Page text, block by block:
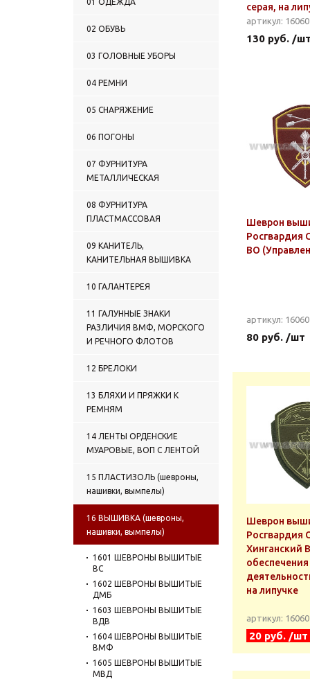
02 ОБУВЬ
03 ГОЛОВНЫЕ УБОРЫ
04 РЕМНИ
05 СНАРЯЖЕНИЕ
06 ПОГОНЫ
07 ФУРНИТУРА
МЕТАЛЛИЧЕСКАЯ
08 ФУРНИТУРА
ПЛАСТМАССОВАЯ
09 КАНИТЕЛЬ,
КАНИТЕЛЬНАЯ ВЫШИВКА
10 ГАЛАНТЕРЕЯ
11 ГАЛУННЫЕ ЗНАКИ
РАЗЛИЧИЯ ВМФ, МОРСКОГО
И РЕЧНОГО ФЛОТОВ
12 БРЕЛОКИ
13 БЛЯХИ И ПРЯЖКИ К
РЕМНЯМ
14 ЛЕНТЫ ОРДЕНСКИЕ
МУАРОВЫЕ, ВОП С ЛЕНТОЙ
15 ПЛАСТИЗОЛЬ (шевроны,
нашивки, вымпелы)
16 ВЫШИВКА (шевроны,
нашивки, вымпелы)
1601 ШЕВРОНЫ ВЫШИТЫЕ
ВС
1602 ШЕВРОНЫ ВЫШИТЫЕ
ДМБ
1603 ШЕВРОНЫ ВЫШИТЫЕ
ВДВ
1604 ШЕВРОНЫ ВЫШИТЫЕ
ВМФ
1605 ШЕВРОНЫ ВЫШИТЫЕ
МВД
серая, на
артикул:
130 руб. /шт
Шеврон
Росгвардия
ВО
артикул:
80 руб. /шт
Шеврон
Росгвардия
Хинганский
обеспечения
на липучке
артикул:
20 руб. /шт